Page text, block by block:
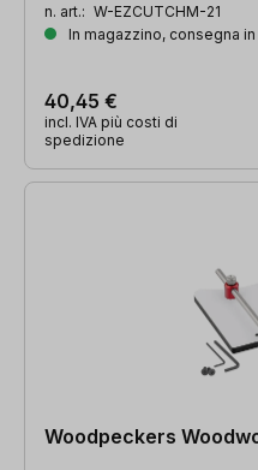
n. art.: W-EZCUTCHM-21
In magazzino, consegna
40,45 €
incl. IVA più costi di
spedizione
Woodpeckers